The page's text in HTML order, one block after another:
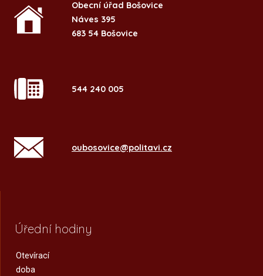
Obecní úřad Bošovice
Náves 395
683 54 Bošovice
544 240 005
oubosovice@politavi.cz
Úřední hodiny
Otevírací
doba